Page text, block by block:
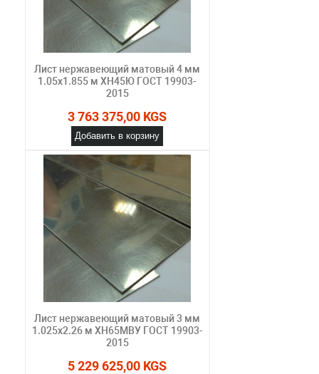
Лист нержавеющий матовый 4 мм
1.05х1.855 м ХН45Ю ГОСТ 19903-
2015
3 763 375,00 KGS
Добавить в корзину
Лист нержавеющий матовый 3 мм
1.025х2.26 м ХН65МВУ ГОСТ 19903-
2015
5 229 625,00 KGS